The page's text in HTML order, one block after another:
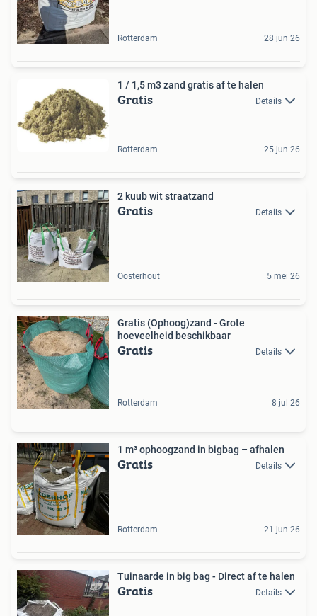
Rotterdam 28 jun 26
1 / 1,5 m3 zand gratis af te halen
Gratis Details
Rotterdam 25 jun 26
2 kuub wit straatzand
Gratis Details
Oosterhout 5 mei 26
Gratis (Ophoog)zand - Grote
hoeveelheid beschikbaar
Gratis Details
Rotterdam 8 jul 26
1 m³ ophoogzand in bigbag – afhalen
Gratis Details
Rotterdam 21 jun 26
Tuinaarde in big bag - Direct af te halen
Gratis Details